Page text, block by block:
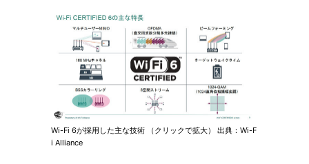
Wi-Fi 6が採用した主な技術 （クリックで拡大） 出典：Wi-F
i Alliance